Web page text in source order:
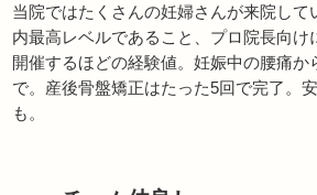
当院ではたくさんの妊婦さんが来院して
内最高レベルであること、プロ院長向け
開催するほどの経験値。妊娠中の腰痛か
で。産後骨盤矯正はたった5回で完了。
も。